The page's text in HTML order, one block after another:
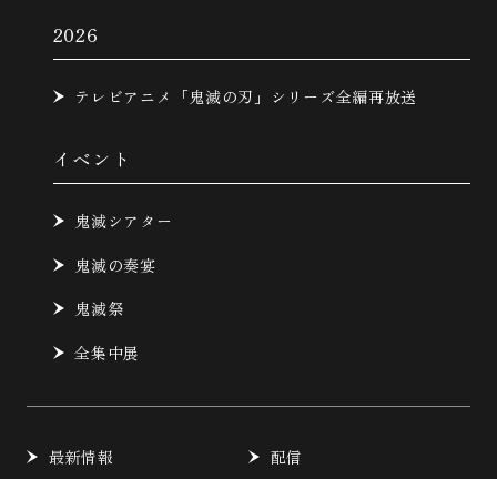
2026
テレビアニメ「鬼滅の刃」シリーズ全編再放送
イベント
鬼滅シアター
鬼滅の奏宴
鬼滅祭
全集中展
最新情報 配信